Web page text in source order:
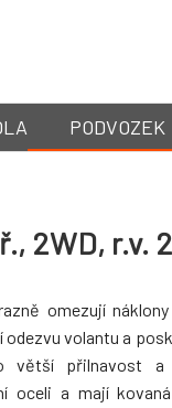
PODVOZEK
2WD, r.v.
omezují
volantu a
větší přilnavost a
oceli a mají